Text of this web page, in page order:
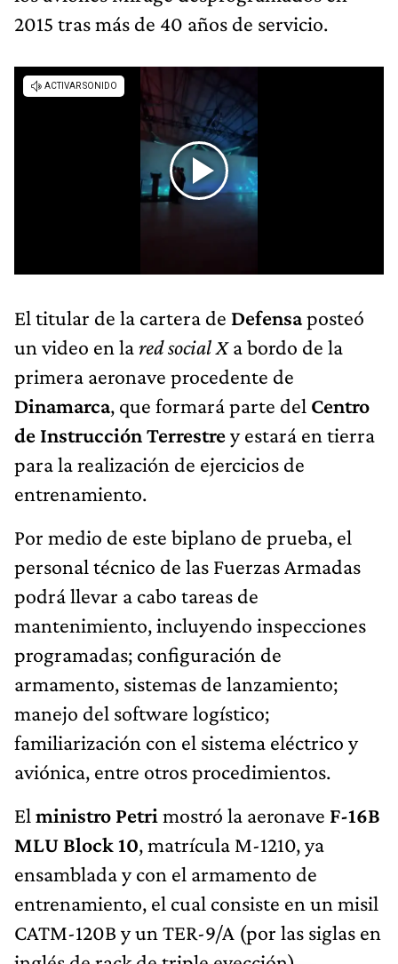
2015 tras más de 40 años de servicio.
El titular de la cartera de Defensaposteó
un video en lared social Xa bordo de la
primera aeronave procedente de
Dinamarca, que formará parte del Centro
de Instrucción Terrestrey estará en tierra
para la realización de ejercicios de
entrenamiento.
Por medio de este biplano de prueba, el
personal técnico de las Fuerzas Armadas
podrá llevar a cabo tareas de
mantenimiento, incluyendo inspecciones
programadas; configuración de
armamento, sistemas de lanzamiento;
manejo del software logístico;
familiarización con el sistema eléctrico y
aviónica, entre otros procedimientos.
El ministro Petri mostró la aeronave F-16B
MLU Block 10, matrícula M-1210, ya
ensamblada y con el armamento de
entrenamiento, el cual consiste en un misil
CATM-120B y un TER-9/A (por las siglas en